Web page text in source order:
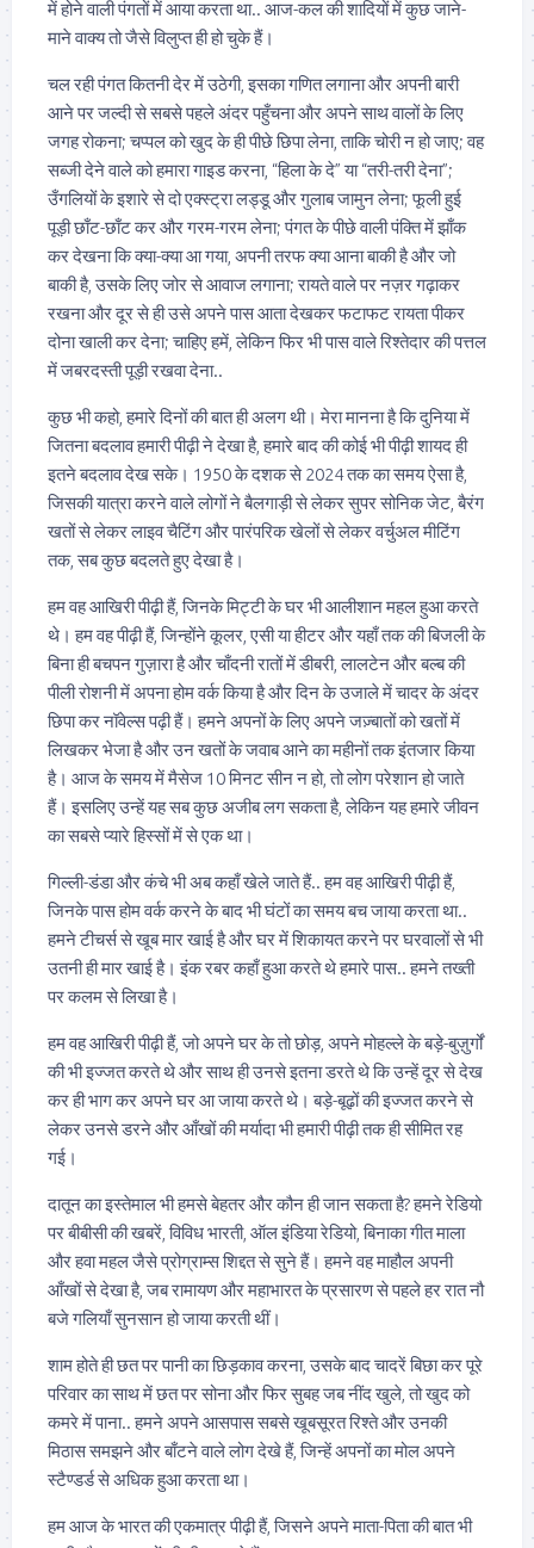
में होने वाली पंगतों में आया करता था.. आज-कल की शादियों में कुछ जाने-
माने वाक्य तो जैसे विलुप्त ही हो चुके हैं।
चल रही पंगत कितनी देर में उठेगी, इसका गणित लगाना और अपनी बारी
आने पर जल्दी से सबसे पहले अंदर पहुँचना और अपने साथ वालों के लिए
जगह रोकना; चप्पल को खुद के ही पीछे छिपा लेना, ताकि चोरी न हो जाए; वह
सब्जी देने वाले को हमारा गाइड करना, “हिला के दे” या “तरी-तरी देना”;
उँगलियों के इशारे से दो एक्स्ट्रा लड्डू और गुलाब जामुन लेना; फूली हुई
पूड़ी छाँट-छाँट कर और गरम-गरम लेना; पंगत के पीछे वाली पंक्ति में झाँक
कर देखना कि क्या-क्या आ गया, अपनी तरफ क्या आना बाकी है और जो
बाकी है, उसके लिए जोर से आवाज लगाना; रायते वाले पर नज़र गढ़ाकर
रखना और दूर से ही उसे अपने पास आता देखकर फटाफट रायता पीकर
दोना खाली कर देना; चाहिए हमें, लेकिन फिर भी पास वाले रिश्तेदार की पत्तल
में जबरदस्ती पूड़ी रखवा देना..
कुछ भी कहो, हमारे दिनों की बात ही अलग थी। मेरा मानना है कि दुनिया में
‌जितना बदलाव हमारी पीढ़ी ने देखा है, हमारे बाद की कोई भी पीढ़ी शायद ही
इतने बदलाव देख सके। 1950 के दशक से 2024 तक का समय ऐसा है,
जिसकी यात्रा करने वाले लोगों ने बैलगाड़ी से लेकर सुपर सोनिक जेट, बैरंग
खतों से लेकर लाइव चैटिंग और पारंपरिक खेलों से लेकर वर्चुअल मीटिंग
तक, सब कुछ बदलते हुए देखा है।
हम वह आखिरी पीढ़ी हैं, जिनके मिट्टी के घर भी आलीशान महल हुआ करते
थे। हम वह पीढ़ी हैं, जिन्होंने कूलर, एसी या हीटर और यहाँ तक की बिजली के
बिना ही बचपन गुज़ारा है और चाँदनी रातों में डीबरी, लालटेन और बल्ब की
पीली रोशनी में अपना होम वर्क किया है और दिन के उजाले में चादर के अंदर
छिपा कर नॉवेल्स पढ़ी हैं। हमने अपनों के लिए अपने जज़्बातों को खतों में
लिखकर भेजा है और उन खतों के जवाब आने का महीनों तक इंतजार किया
है। आज के समय में मैसेज 10 मिनट सीन न हो, तो लोग परेशान हो जाते
हैं। इसलिए उन्हें यह सब कुछ अजीब लग सकता है, लेकिन यह हमारे जीवन
का सबसे प्यारे हिस्सों में से एक था।
गिल्ली-डंडा और कंचे भी अब कहाँ खेले जाते हैं.. हम वह आखिरी पीढ़ी हैं,
जिनके पास होम वर्क करने के बाद भी घंटों का समय बच जाया करता था..
हमने टीचर्स से खूब मार खाई है और घर में शिकायत करने पर घरवालों से भी
उतनी ही मार खाई है। इंक रबर कहाँ हुआ करते थे हमारे पास.. हमने तख्ती
पर कलम से लिखा है।
हम वह आखिरी पीढ़ी हैं, जो अपने घर के तो छोड़, अपने मोहल्ले के बड़े-बुज़ुर्गों
की भी इज्जत करते थे और साथ ही उनसे इतना डरते थे कि उन्हें दूर से देख
कर ही भाग कर अपने घर आ जाया करते थे। बड़े-बूढ़ों की इज्जत करने से
लेकर उनसे डरने और आँखों की मर्यादा भी हमारी पीढ़ी तक ही सीमित रह
गई।
दातून का इस्तेमाल भी हमसे बेहतर और कौन ही जान सकता है? हमने रेडियो
पर बीबीसी की खबरें, विविध भारती, ऑल इंडिया रेडियो, बिनाका गीत माला
और हवा महल जैसे प्रोग्राम्स शिद्दत से सुने हैं। हमने वह माहौल अपनी
आँखों से देखा है, जब रामायण और महाभारत के प्रसारण से पहले हर रात नौ
बजे गलियाँ सुनसान हो जाया करती थीं।
शाम होते ही छत पर पानी का छिड़काव करना, उसके बाद चादरें बिछा कर पूरे
परिवार का साथ में छत पर सोना और फिर सुबह जब नींद खुले, तो खुद को
कमरे में पाना.. हमने अपने आसपास सबसे खूबसूरत रिश्ते और उनकी
मिठास समझने और बाँटने वाले लोग देखे हैं, जिन्हें अपनों का मोल अपने
स्टैण्डर्ड से अधिक हुआ करता था।
हम आज के भारत की एकमात्र पीढ़ी हैं, जिसने अपने माता-पिता की बात भी